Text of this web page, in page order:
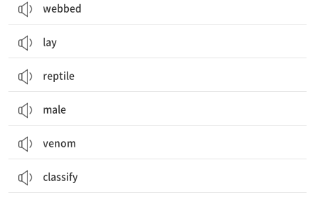
webbed
lay
reptile
male
venom
classify